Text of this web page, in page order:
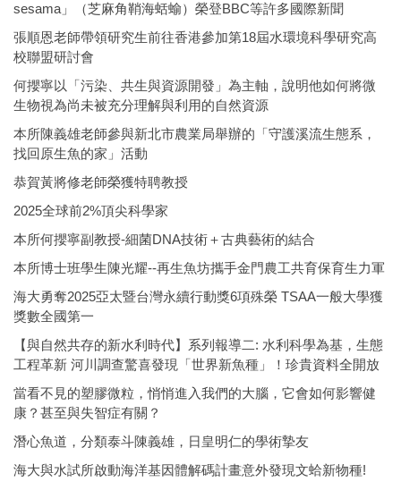
sesama」（芝麻角鞘海蛞蝓）榮登BBC等許多國際新聞
張順恩老師帶領研究生前往香港參加第18屆水環境科學研究高
校聯盟研討會
何攖寧以「污染、共生與資源開發」為主軸，說明他如何將微
生物視為尚未被充分理解與利用的自然資源
本所陳義雄老師參與新北市農業局舉辦的「守護溪流生態系，
找回原生魚的家」活動
恭賀黃將修老師榮獲特聘教授
2025全球前2%頂尖科學家
本所何攖寧副教授-細菌DNA技術＋古典藝術的結合
本所博士班學生陳光耀--再生魚坊攜手金門農工共育保育生力軍
海大勇奪2025亞太暨台灣永續行動獎6項殊榮 TSAA一般大學獲
獎數全國第一
【與自然共存的新水利時代】系列報導二: 水利科學為基，生態
工程革新 河川調查驚喜發現「世界新魚種」！珍貴資料全開放
當看不見的塑膠微粒，悄悄進入我們的大腦，它會如何影響健
康？甚至與失智症有關？
潛心魚道，分類泰斗陳義雄，日皇明仁的學術摯友
海大與水試所啟動海洋基因體解碼計畫意外發現文蛤新物種!